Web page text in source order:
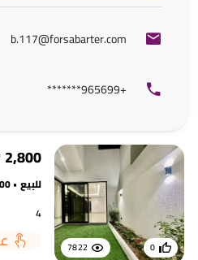
b.117@forsabarter.com
+965699*******
7822 0
2,800
للبيع • 200 • 5 • 4
4